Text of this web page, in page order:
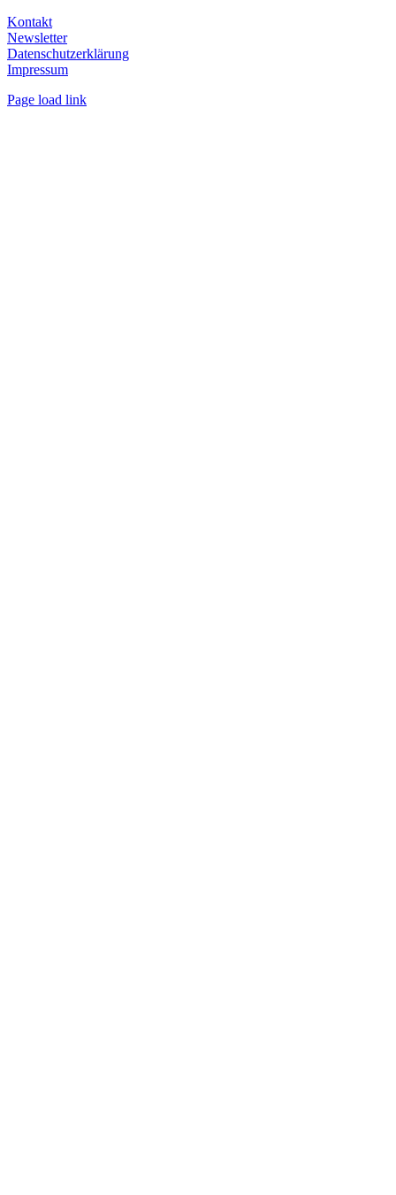
Kontakt
Newsletter
Datenschutzerklärung
Impressum
Page load link